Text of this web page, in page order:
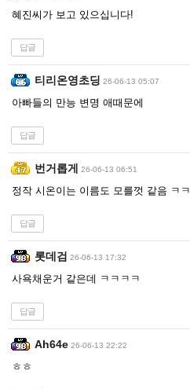
혜진씨가 보고 있으십니다!
답글
티리온영초딩 26-06-13 05:07
아빠들의 만능 변명 애때문에
답글
번거롭게 26-06-13 06:51
정작 시온이는 이름도 모를껏 같음 ㅋㅋ
답글
롯데검 26-06-13 17:32
사욕채운거 같은데 ㅋㅋㅋㅋ
답글
Ah64e 26-06-13 22:22
ㅎㅎ